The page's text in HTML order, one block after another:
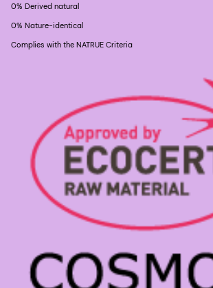
0% Derived natural
0% Nature-identical
Complies with the NATRUE Criteria